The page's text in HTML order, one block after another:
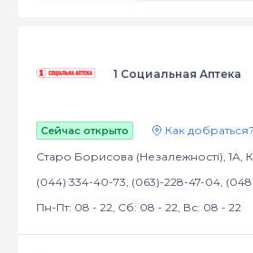
1 Социальная Аптека
Сейчас открыто
Как добраться?
Старо Борисова (Незалежності), 1А,
(044) 334-40-73, (063)-228-47-04,
Пн-Пт: 08 - 22, Сб: 08 - 22, Вс: 08 - 22